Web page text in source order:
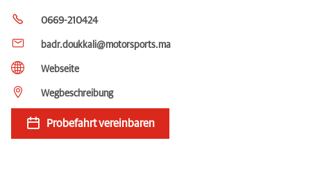
0669-210424
badr.doukkali@motorsports.ma
Webseite
Wegbeschreibung
Probefahrt vereinbaren